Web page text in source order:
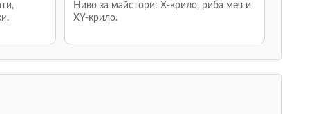
Ниво за майстори: Х-крило, риба меч и
XY-крило.